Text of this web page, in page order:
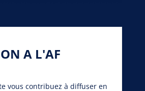
A L'AF
vous contribuez à diffuser en